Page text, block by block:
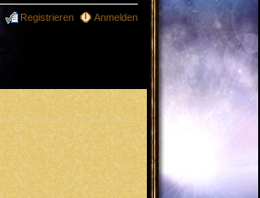
Registrieren Anmelden